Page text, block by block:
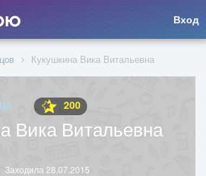
Вход
Кукушкина Вика Витальевна
200
Вика Витальевна
Заходила 28.07.2015